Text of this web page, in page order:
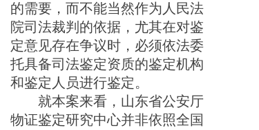
的需要，而不能当然作为人民法
院司法裁判的依据，尤其在对鉴
定意见存在争议时，必须依法委
托具备司法鉴定资质的鉴定机构
和鉴定人员进行鉴定。
就本案来看，山东省公安厅
物证鉴定研究中心并非依照全国